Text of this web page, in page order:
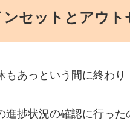
ンセットとアウト
もあっという間に終わり
進捗状況の確認に行っ